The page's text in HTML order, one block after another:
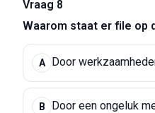
Vraag 8
Waarom staat er file op
A Door
B Door een ongeluk